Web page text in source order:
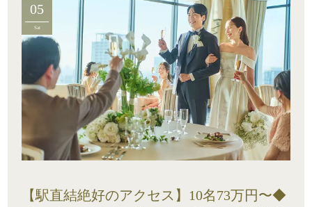
05
Sat
【駅直結絶好のアクセス】10名73万円〜◆